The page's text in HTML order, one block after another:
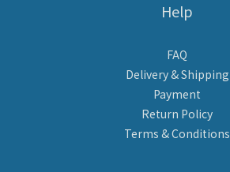
Help
FAQ
Delivery & Shipping
Payment
Return Policy
Terms & Conditions